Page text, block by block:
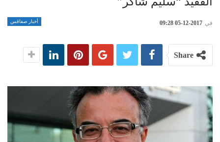
أخبار صفاقس في 2017-12-05 09:28
Share